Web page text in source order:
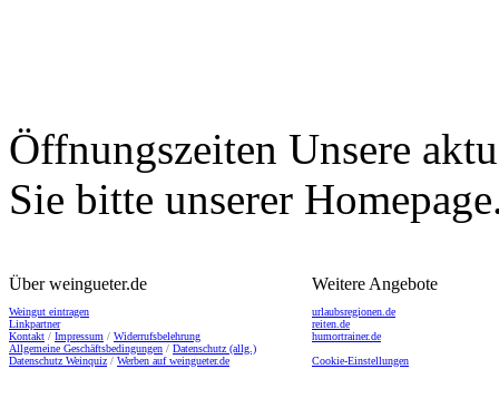
Öffnungszeiten Unsere
Sie bitte unserer
Über weingueter.de
Weingut eintragen
Linkpartner
Kontakt / Impressum / Widerrufsbelehrung
Allgemeine Geschäftsbedingungen / Datenschutz (allg.)
Datenschutz Weinquiz / Werben auf weingueter.de
Weitere Angebote
urlaubsregionen.de
reiten.de
humortrainer.de
Cookie-Einstellungen